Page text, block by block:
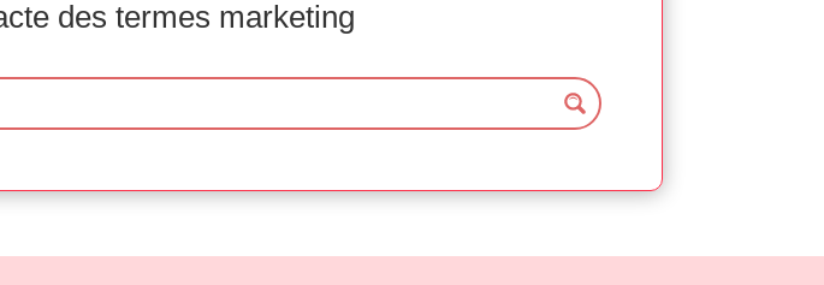
des termes marketing